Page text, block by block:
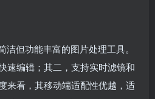
但功能丰富的图片处理工具。
速编辑；其二，支持实时滤镜和
来看，其移动端适配性优越，适